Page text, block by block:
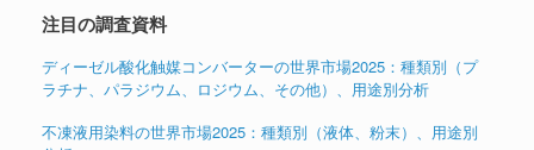
注目の調査資料
ディーゼル酸化触媒コンバーターの世界市場2025：種類別（プ
ラチナ、パラジウム、ロジウム、その他）、用途別分析
不凍液用染料の世界市場2025：種類別（液体、粉末）、用途別